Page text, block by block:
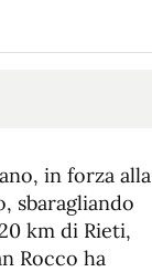
in forza alla
sbaragliando
km di Rieti,
Rocco ha